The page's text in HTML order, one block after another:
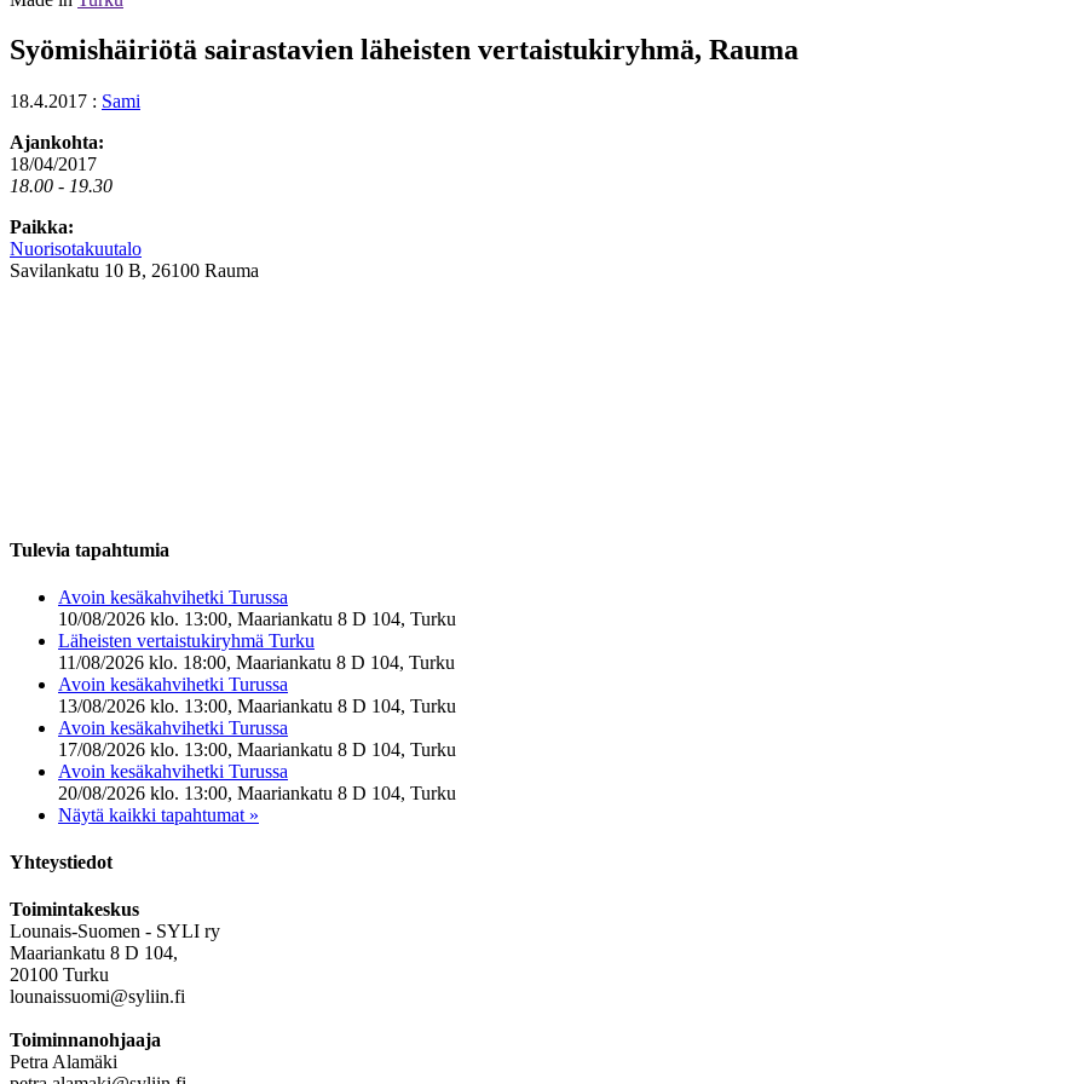
Syömishäiriötä sairastavien läheisten vertaistukiryhmä, Rauma
18.4.2017 : Sami
Ajankohta:
18/04/2017
18.00 - 19.30
Paikka:
Nuorisotakuutalo
Savilankatu 10 B, 26100 Rauma
Tulevia tapahtumia
Avoin kesäkahvihetki Turussa
10/08/2026 klo. 13:00, Maariankatu 8 D 104, Turku
Läheisten vertaistukiryhmä Turku
11/08/2026 klo. 18:00, Maariankatu 8 D 104, Turku
Avoin kesäkahvihetki Turussa
13/08/2026 klo. 13:00, Maariankatu 8 D 104, Turku
Avoin kesäkahvihetki Turussa
17/08/2026 klo. 13:00, Maariankatu 8 D 104, Turku
Avoin kesäkahvihetki Turussa
20/08/2026 klo. 13:00, Maariankatu 8 D 104, Turku
Näytä kaikki tapahtumat »
Yhteystiedot
Toimintakeskus
Lounais-Suomen - SYLI ry
Maariankatu 8 D 104,
20100 Turku
lounaissuomi@syliin.fi
Toiminnanohjaaja
Petra Alamäki